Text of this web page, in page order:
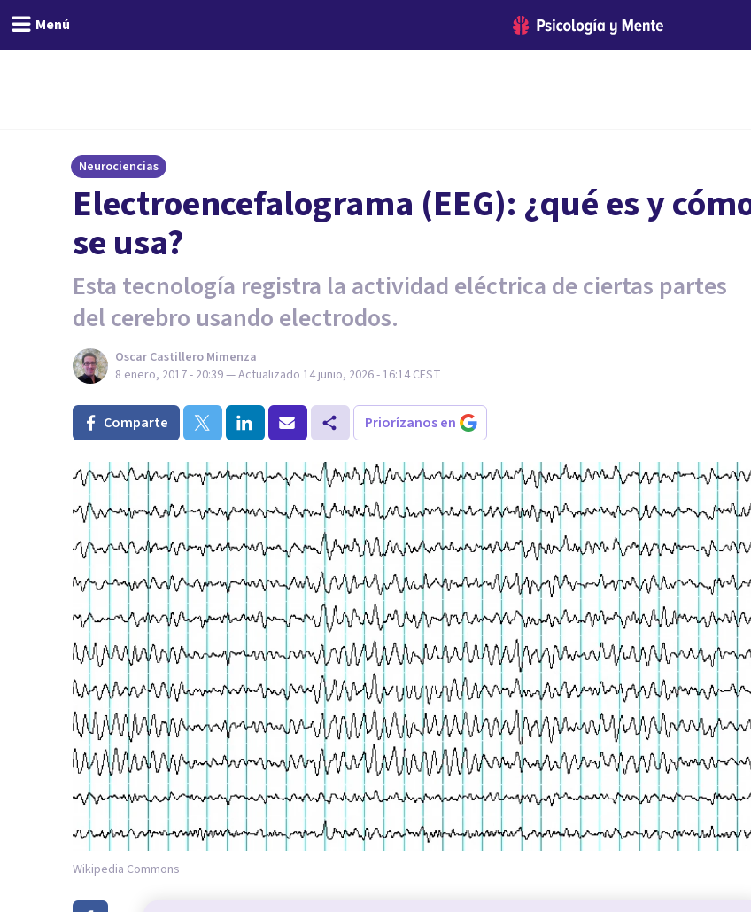
Menú
Neurociencias
Electroencefalograma (EEG): ¿qué es y
se usa?
Esta tecnología registra la actividad eléctrica de ciertas partes
del cerebro usando electrodos.
Oscar Castillero Mimenza
8 enero, 2017 - 20:39— Actualizado 14 junio, 2026 - 16:14 CEST
Comparte Priorízanos en
Wikipedia Commons